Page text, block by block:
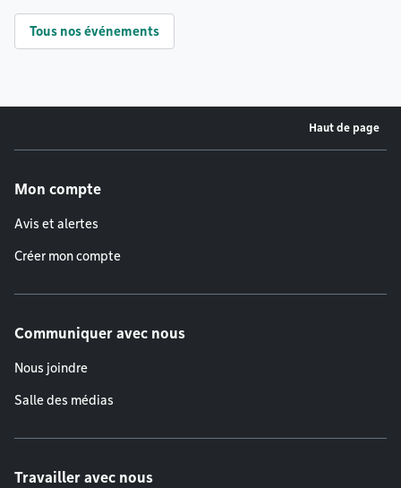
Tous nos événements
Haut de page
Mon compte
Avis et alertes
Créer mon compte
Communiquer avec nous
Nous joindre
Salle des médias
Travailler avec nous